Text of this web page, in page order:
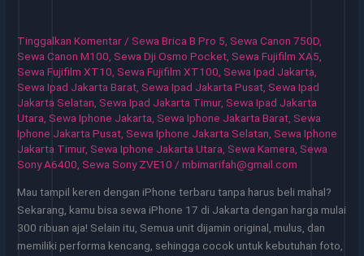
Perangkat
Siap
Pakai
Tanpa
Ribet
Tinggalkan Komentar / Sewa Brica B Pro 5 Sewa Canon 750D
Sewa Canon M100 Sewa Dji Osmo Pocket Sewa Fujifilm XA5
Sewa Fujifilm XT10 Sewa Fujifilm XT100 Sewa Ipad Jakarta
Sewa Ipad Jakarta Barat Sewa Ipad Jakarta Pusat Sewa Ipad
Jakarta Selatan Sewa Ipad Jakarta Timur, Sewa Ipad Jakarta
Utara Sewa Iphone Jakarta Sewa Iphone Jakarta Barat Sewa
Iphone Jakarta Pusat Sewa Iphone Jakarta Selatan Sewa Iphone
Jakarta Timur, Sewa Iphone Jakarta Utara Sewa Kamera Sewa
Sony A6400 Sewa Sony ZVE10 /mbimarifah@gmail.com
Mau tampil keren dengan iPhone terbaru tanpa harus beli mahal?
Sekarang, kamu bisa sewa iPhone 17 di Jakarta dengan harga mulai
300 ribuan aja! Selain itu, Semua unit dijamin original, mulus, dan
memiliki performa kencang, sehingga cocok untuk kebutuhan foto,